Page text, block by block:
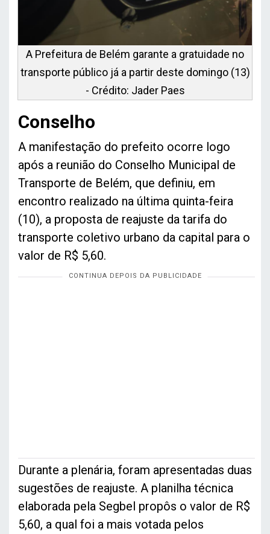
A Prefeitura de Belém garante a gratuidade no
transporte público já a partir deste domingo (13)
- Crédito: Jader Paes
Conselho
A manifestação do prefeito ocorre logo
após a reunião do Conselho Municipal de
Transporte de Belém, que definiu, em
encontro realizado na última quinta-feira
(10), a proposta de reajuste da tarifa do
transporte coletivo urbano da capital para o
valor de R$ 5,60.
Durante a plenária, foram apresentadas duas
sugestões de reajuste. A planilha técnica
elaborada pela Segbel propôs o valor de R$
5,60, a qual foi a mais votada pelos